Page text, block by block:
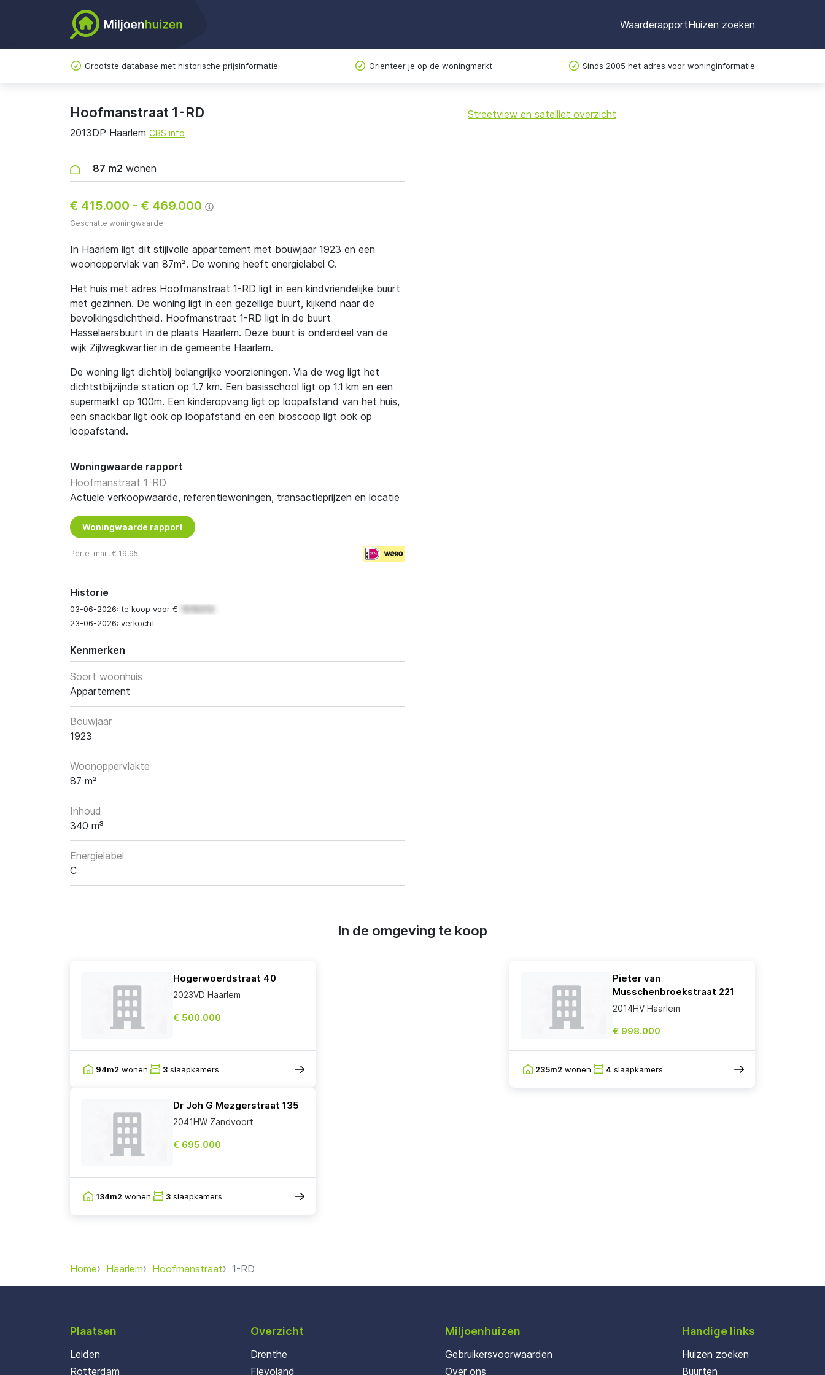
WaarderapportHuizen zoeken
Grootste database met historische prijsinformatie Orienteer je op de woningmarkt Sinds 2005 het adres voor woninginformatie
Hoofmanstraat 1-RD
2013DP Haarlem CBS info
87 m2 wonen
€ 415.000 - € 469.000
Geschatte woningwaarde
In Haarlem ligt dit stijlvolle appartement met bouwjaar 1923 en een
woonoppervlak van 87m². De woning heeft energielabel C.
Het huis met adres Hoofmanstraat 1-RD ligt in een kindvriendelijke buurt
met gezinnen. De woning ligt in een gezellige buurt, kijkend naar de
bevolkingsdichtheid. Hoofmanstraat 1-RD ligt in de buurt
Hasselaersbuurt in de plaats Haarlem. Deze buurt is onderdeel van de
wijk Zijlwegkwartier in de gemeente Haarlem.
De woning ligt dichtbij belangrijke voorzieningen. Via de weg ligt het
dichtstbijzijnde station op 1.7 km. Een basisschool ligt op 1.1 km en een
supermarkt op 100m. Een kinderopvang ligt op loopafstand van het huis,
een snackbar ligt ook op loopafstand en een bioscoop ligt ook op
loopafstand.
Woningwaarde rapport
Hoofmanstraat 1-RD
Actuele verkoopwaarde, referentiewoningen, transactieprijzen en locatie
Woningwaarde rapport
Per e-mail, € 19,95
Historie
03-06-2026: te koop voor €
23-06-2026: verkocht
Kenmerken
Soort woonhuis
Appartement
Bouwjaar
1923
Woonoppervlakte
87 m²
Inhoud
340 m³
Energielabel
C
+
Streetview en satelliet overzicht
In de omgeving te koop
Hogerwoerdstraat 40
2023VD Haarlem
€ 500.000
94m2 wonen 3 slaapkamers
Pieter van
Musschenbroekstraat 221
2014HV Haarlem
€ 998.000
235m2 wonen 4 slaapkamers
Dr Joh G Mezgerstraat 135
2041HW Zandvoort
€ 695.000
134m2 wonen 3 slaapkamers
Home Haarlem Hoofmanstraat 1-RD
Plaatsen
Leiden
Rotterdam
Overzicht
Drenthe
Flevoland
Miljoenhuizen
Gebruikersvoorwaarden
Over ons
Handige links
Huizen zoeken
Buurten